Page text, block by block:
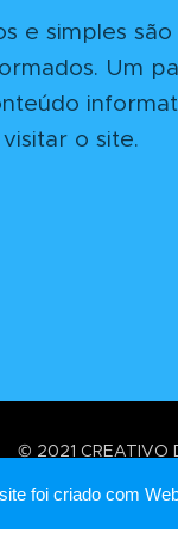
e simples
Um
o site.
© 2021 CREATIVO
foi criado com